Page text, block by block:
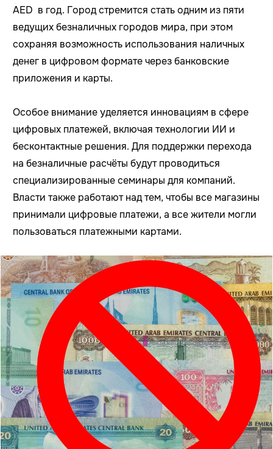
AED в год. Город стремится стать одним из пяти
ведущих безналичных городов мира, при этом
сохраняя возможность использования наличных
денег в цифровом формате через банковские
приложения и карты.
Особое внимание уделяется инновациям в сфере
цифровых платежей, включая технологии ИИ и
бесконтактные решения. Для поддержки перехода
на безналичные расчёты будут проводиться
специализированные семинары для компаний.
Власти также работают над тем, чтобы все магазины
принимали цифровые платежи, а все жители могли
пользоваться платежными картами.